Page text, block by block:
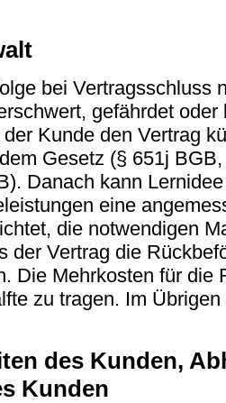
bei Vertragsschluss
gefährdet
Kunde den Vertrag
Gesetz (§ 651j
Danach kann
eine
die notwendigen
der Vertrag die
Die Mehrkosten für die
zu tragen. Im
des Kunden,
Kunden